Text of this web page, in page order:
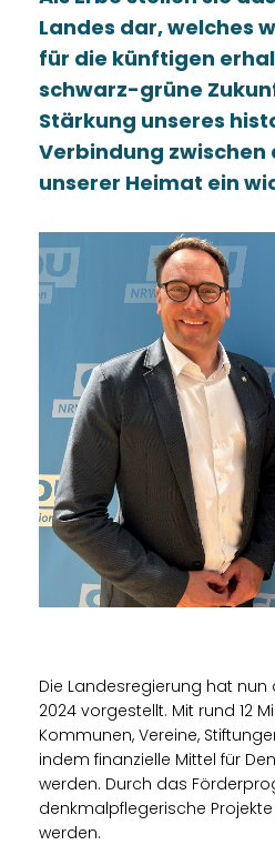
Landes dar, welches
für die künftigen
schwarz-grüne
Stärkung unseres
Verbindung zwischen
unserer Heimat ein
Die Landesregierung hat
2024 vorgestellt. Mit rund 12
Kommunen, Vereine,
indem finanzielle Mittel für
werden. Durch das
denkmalpflegerische
werden.